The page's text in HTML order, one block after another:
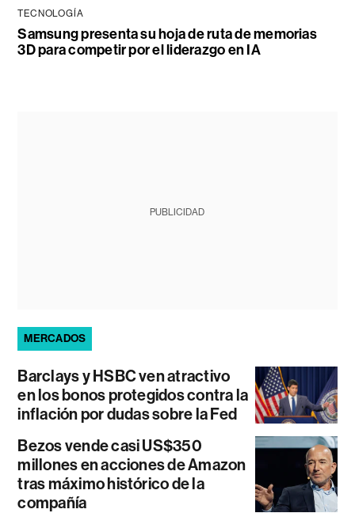
TECNOLOGÍA
Samsung presenta su hoja de ruta de memorias
3D para competir por el liderazgo en IA
PUBLICIDAD
MERCADOS
Barclays y HSBC ven atractivo
en los bonos protegidos contra la
inflación por dudas sobre la Fed
Bezos vende casi US$350
millones en acciones de Amazon
tras máximo histórico de la
compañía